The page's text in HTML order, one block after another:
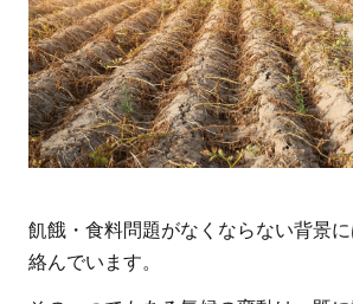
は
4
飢餓
で苦
しむ
人々
めに
行わ
れて
飢餓・食料問題がなくならない背景
絡んでいます。